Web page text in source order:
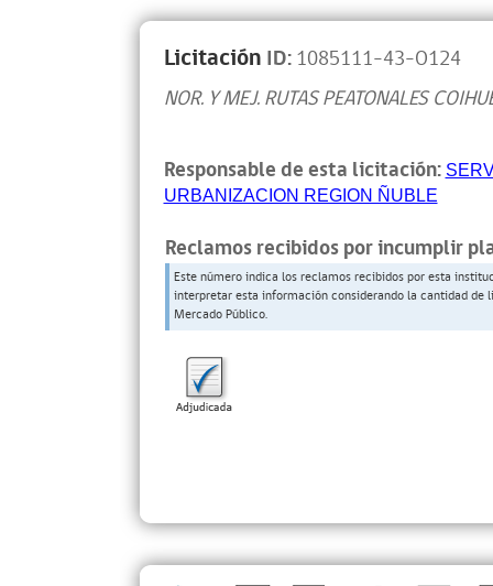
Licitación ID:1085111-43-O124
NOR. Y MEJ. RUTAS PEATONALES
Responsable de esta licitación:
URBANIZACION REGION ÑUBLE
Reclamos recibidos por incumplir
Este número indica los reclamos recibidos por esta
interpretar esta información considerando la cantidad
Mercado Público.